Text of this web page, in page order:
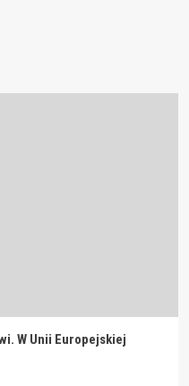
W Unii Europejskiej